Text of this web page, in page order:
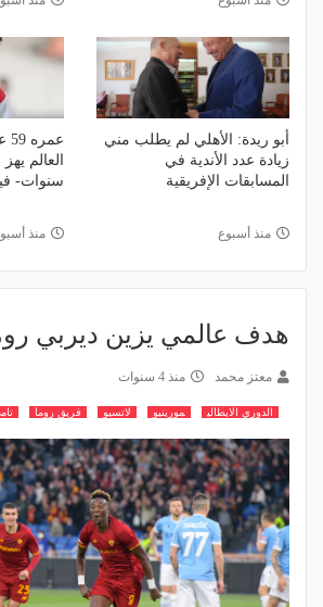
أبو ريدة: الأهلي لم يطلب مني
زيادة عدد الأندية في
المسابقات الإفريقية
منذ أسبوع
سنوات-
منذ
هدف عالمي يزين ديربي
معتز محمد منذ 4 سنوات
الدوري الايطالي مورينيو لاتسيو فريق روما